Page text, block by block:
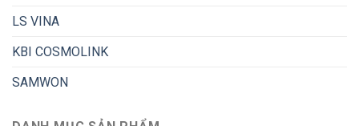
LS VINA
KBI COSMOLINK
SAMWON